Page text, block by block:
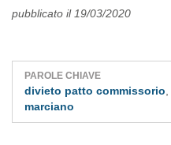
pubblicato il 19/03/2020
PAROLE CHIAVE
divieto patto commissorio
marciano